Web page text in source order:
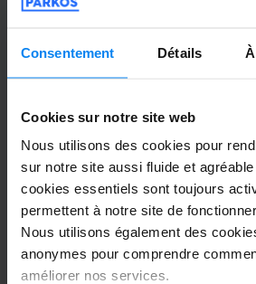
Consentement Détails
Cookies sur notre site web
Nous utilisons des cookies pour
sur notre site aussi fluide et
cookies essentiels sont toujours
permettent à notre site de
Nous utilisons également des
anonymes pour comprendre
améliorer nos services.
7j/7.
Voiturier intérieur
Anonym
Garé du 12/10/2025 au 22/10/2025
Top Service und Top
Top Service und Top